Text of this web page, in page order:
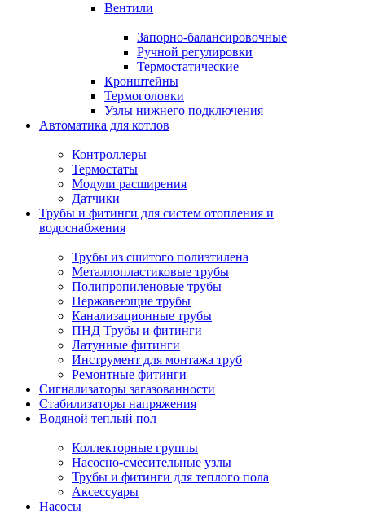
Вентили
Запорно-балансировочные
Ручной регулировки
Термостатические
Кронштейны
Термоголовки
Узлы нижнего подключения
Автоматика для котлов
Контроллеры
Термостаты
Модули расширения
Датчики
Трубы и фитинги для систем отопления и
водоснабжения
Трубы из сшитого полиэтилена
Металлопластиковые трубы
Полипропиленовые трубы
Нержавеющие трубы
Канализационные трубы
ПНД Трубы и фитинги
Латунные фитинги
Инструмент для монтажа труб
Ремонтные фитинги
Сигнализаторы загазованности
Стабилизаторы напряжения
Водяной теплый пол
Коллекторные группы
Насосно-смесительные узлы
Трубы и фитинги для теплого пола
Аксессуары
Насосы